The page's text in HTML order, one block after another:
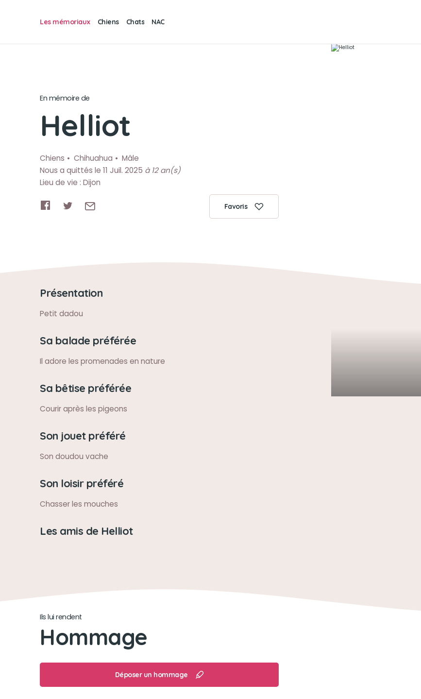
Les mémoriaux Chiens Chats NAC
En mémoire de
Helliot
Chiens Chihuahua
Mâle
Nous a quittés le 11 Juil. 2025 à 12 an(s)
Lieu de vie : Dijon
Favoris
Présentation
Petit dadou
Sa balade préférée
Il adore les promenades en nature
Sa bêtise préférée
Courir après les pigeons
Son jouet préféré
Son doudou vache
Son loisir préféré
Chasser les mouches
Les amis de Helliot
Ils lui rendent
Hommage
Déposer un hommage